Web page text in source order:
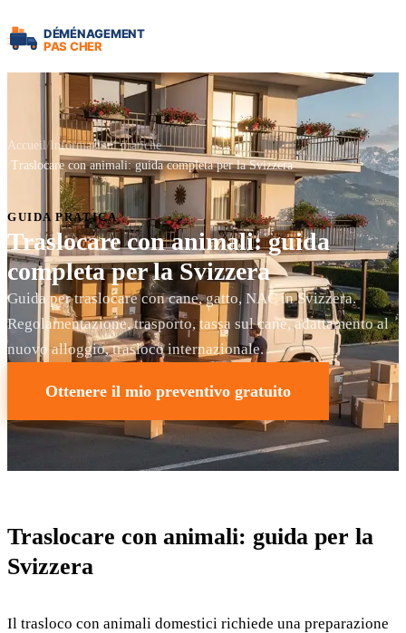
Accueil Informazioni pratiche
Traslocare con animali: guida completa per la Svizzera
GUIDA PRATICA
Traslocare con animali: guida
completa per la Svizzera
Guida per traslocare con cane, gatto, NAC in Svizzera.
Regolamentazione, trasporto, tassa sul cane, adattamento al
nuovo alloggio, trasloco internazionale.
Ottenere il mio preventivo gratuito
Traslocare con animali: guida per la
Svizzera
Il trasloco con animali domestici richiede una preparazione